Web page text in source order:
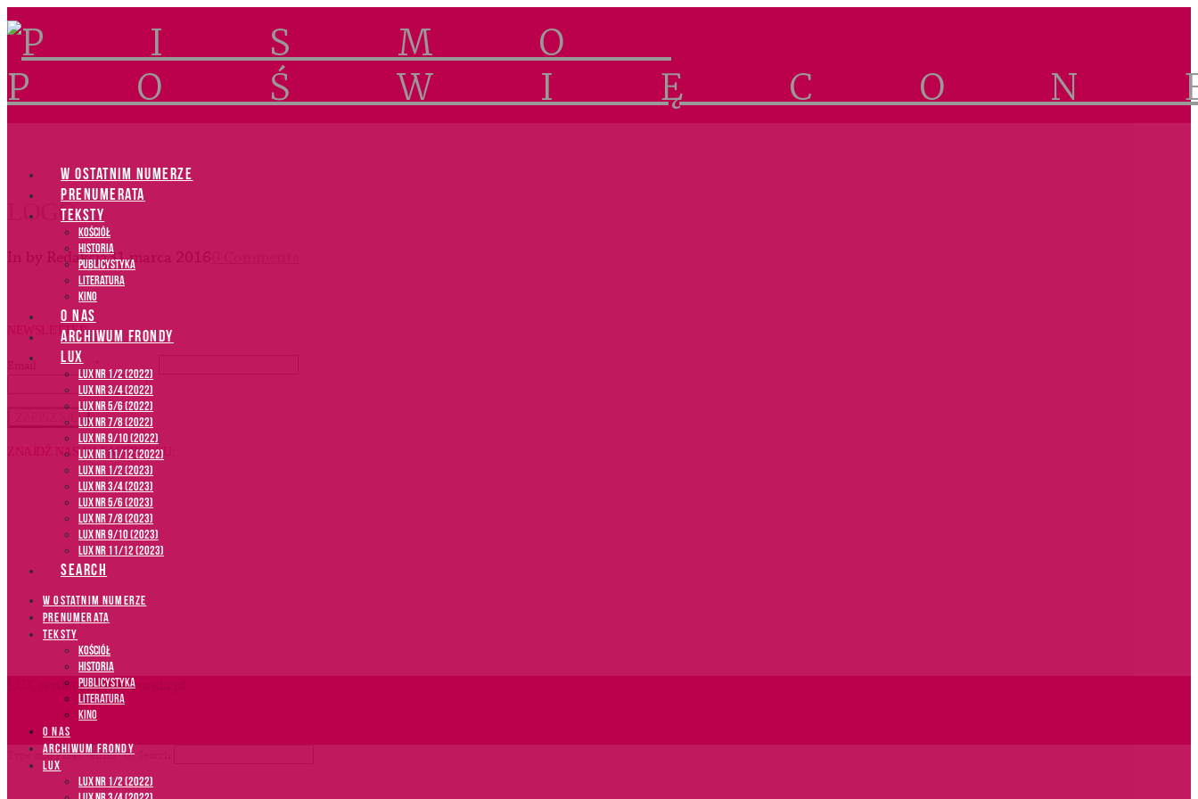
W OSTATNIM NUMERZE
PRENUMERATA
TEKSTY
Kościół
Historia
Publicystyka
Literatura
Kino
O NAS
ARCHIWUM FRONDY
LUX
LUX NR 1/2 (2022)
LUX NR 3/4 (2022)
LUX NR 5/6 (2022)
LUX NR 7/8 (2022)
LUX nr 9/10 (2022)
LUX NR 11/12 (2022)
LUX NR 1/2 (2023)
LUX NR 3/4 (2023)
LUX NR 5/6 (2023)
LUX NR 7/8 (2023)
LUX NR 9/10 (2023)
LUX NR 11/12 (2023)
SEARCH
W OSTATNIM NUMERZE
PRENUMERATA
TEKSTY
Kościół
Historia
Publicystyka
Literatura
Kino
O NAS
ARCHIWUM FRONDY
LUX
LUX NR 1/2 (2022)
LOGO
In by Redakcja31 marca 2016
NEWSLETTER
Email*
ZNAJDŹ NAS NA FACEBOOKU:
LUX.wydawnictwofronda.pl
Type and Press “enter” to Search